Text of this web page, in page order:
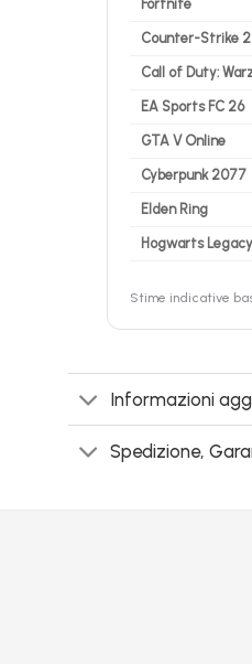
Fortnite
Counter-Strike 2
Call of Duty:
EA Sports FC 26
GTA V Online
Cyberpunk 2077
Elden Ring
Hogwarts Legacy
Stime indicative
Informazioni
Spedizione,